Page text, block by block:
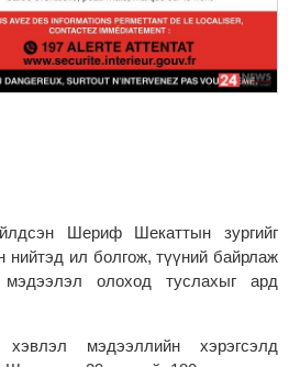
Шериф Шекаттын зургийг
нийтэд ил болгож, түүний байрлаж
олоход туслахыг ард
мэдээллийн хэрэгсэлд